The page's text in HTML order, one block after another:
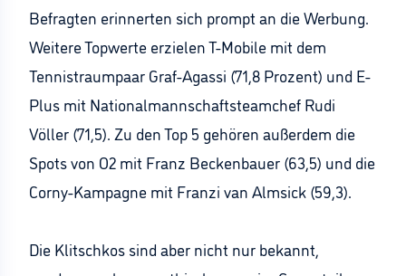
Befragten erinnerten sich prompt an die Werbung.
Weitere Topwerte erzielen T-Mobile mit dem
Tennistraumpaar Graf-Agassi (71,8 Prozent) und E-
Plus mit Nationalmannschaftsteamchef Rudi
Völler (71,5). Zu den Top 5 gehören außerdem die
Spots von O2 mit Franz Beckenbauer (63,5) und die
Corny-Kampagne mit Franzi van Almsick (59,3).
Die Klitschkos sind aber nicht nur bekannt,